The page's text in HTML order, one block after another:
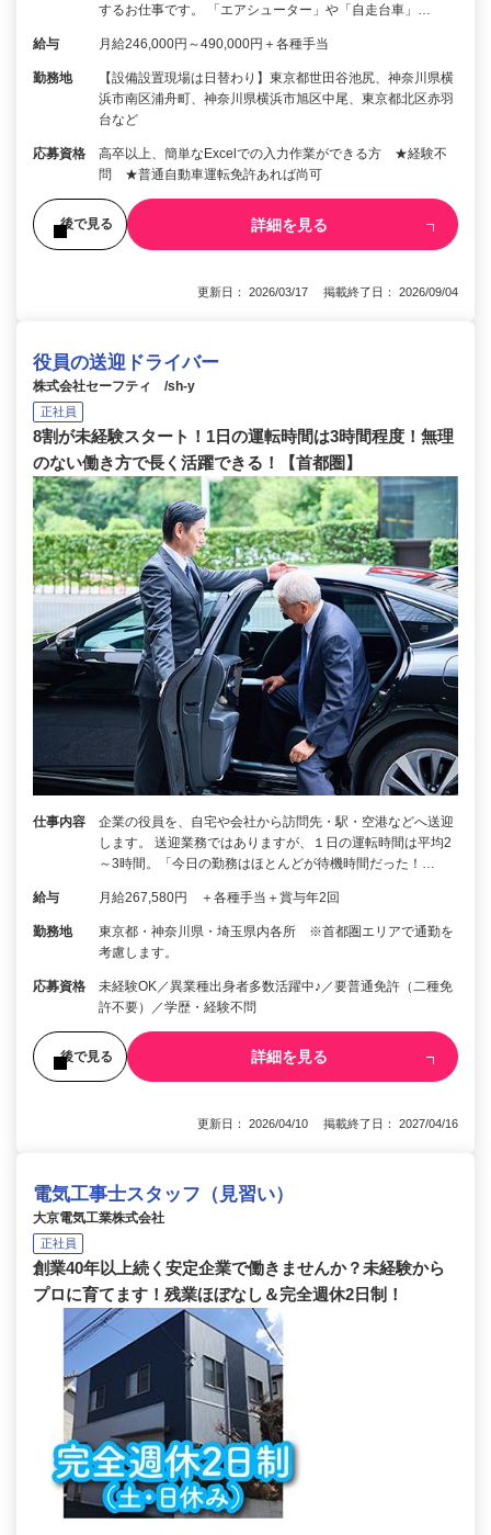
するお仕事です。 「エアシューター」や「自走台車」…
給与 月給246,000円～490,000円＋各種手当
勤務地
【設備設置現場は日替わり】東京都世田谷池尻、神奈川県横
浜市南区浦舟町、神奈川県横浜市旭区中尾、東京都北区赤羽
台など
応募資格
高卒以上、簡単なExcelでの入力作業ができる方 ★経験不
問 ★普通自動車運転免許あれば尚可
後で見る 詳細を見る
更新日： 2026/03/17 掲載終了日： 2026/09/04
役員の送迎ドライバー
株式会社セーフティ /sh-y
正社員
8割が未経験スタート！1日の運転時間は3時間程度！無理
のない働き方で長く活躍できる！【首都圏】
仕事内容
企業の役員を、自宅や会社から訪問先・駅・空港などへ送迎
します。 送迎業務ではありますが、１日の運転時間は平均2
～3時間。「今日の勤務はほとんどが待機時間だった！…
給与 月給267,580円 ＋各種手当＋賞与年2回
勤務地
東京都・神奈川県・埼玉県内各所 ※首都圏エリアで通勤を
考慮します。
応募資格
未経験OK／異業種出身者多数活躍中♪／要普通免許（二種免
許不要）／学歴・経験不問
後で見る 詳細を見る
更新日： 2026/04/10 掲載終了日： 2027/04/16
電気工事士スタッフ（見習い）
大京電気工業株式会社
正社員
創業40年以上続く安定企業で働きませんか？未経験から
プロに育てます！残業ほぼなし＆完全週休2日制！